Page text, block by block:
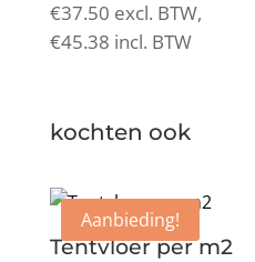
€37.50 excl. BTW,
€45.38 incl. BTW
kochten ook
Aanbieding!
Tentvloer per m2